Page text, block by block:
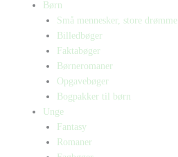
Børn
Små mennesker, store drømme
Billedbøger
Faktabøger
Børneromaner
Opgavebøger
Bogpakker til børn
Unge
Fantasy
Romaner